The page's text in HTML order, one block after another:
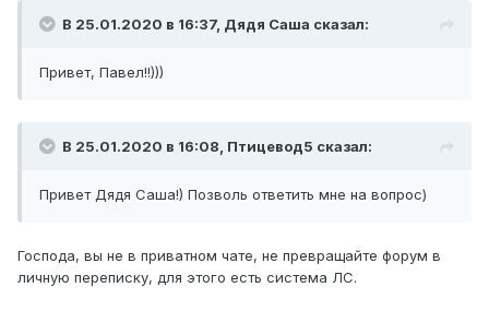
В 25.01.2020 в 16:37, Дядя Саша сказал:
Привет, Павел!!)))
В 25.01.2020 в 16:08, Птицевод5 сказал:
Привет Дядя Саша!) Позволь ответить мне на вопрос)
Господа, вы не в приватном чате, не превращайте форум в
личную переписку, для этого есть система ЛС.